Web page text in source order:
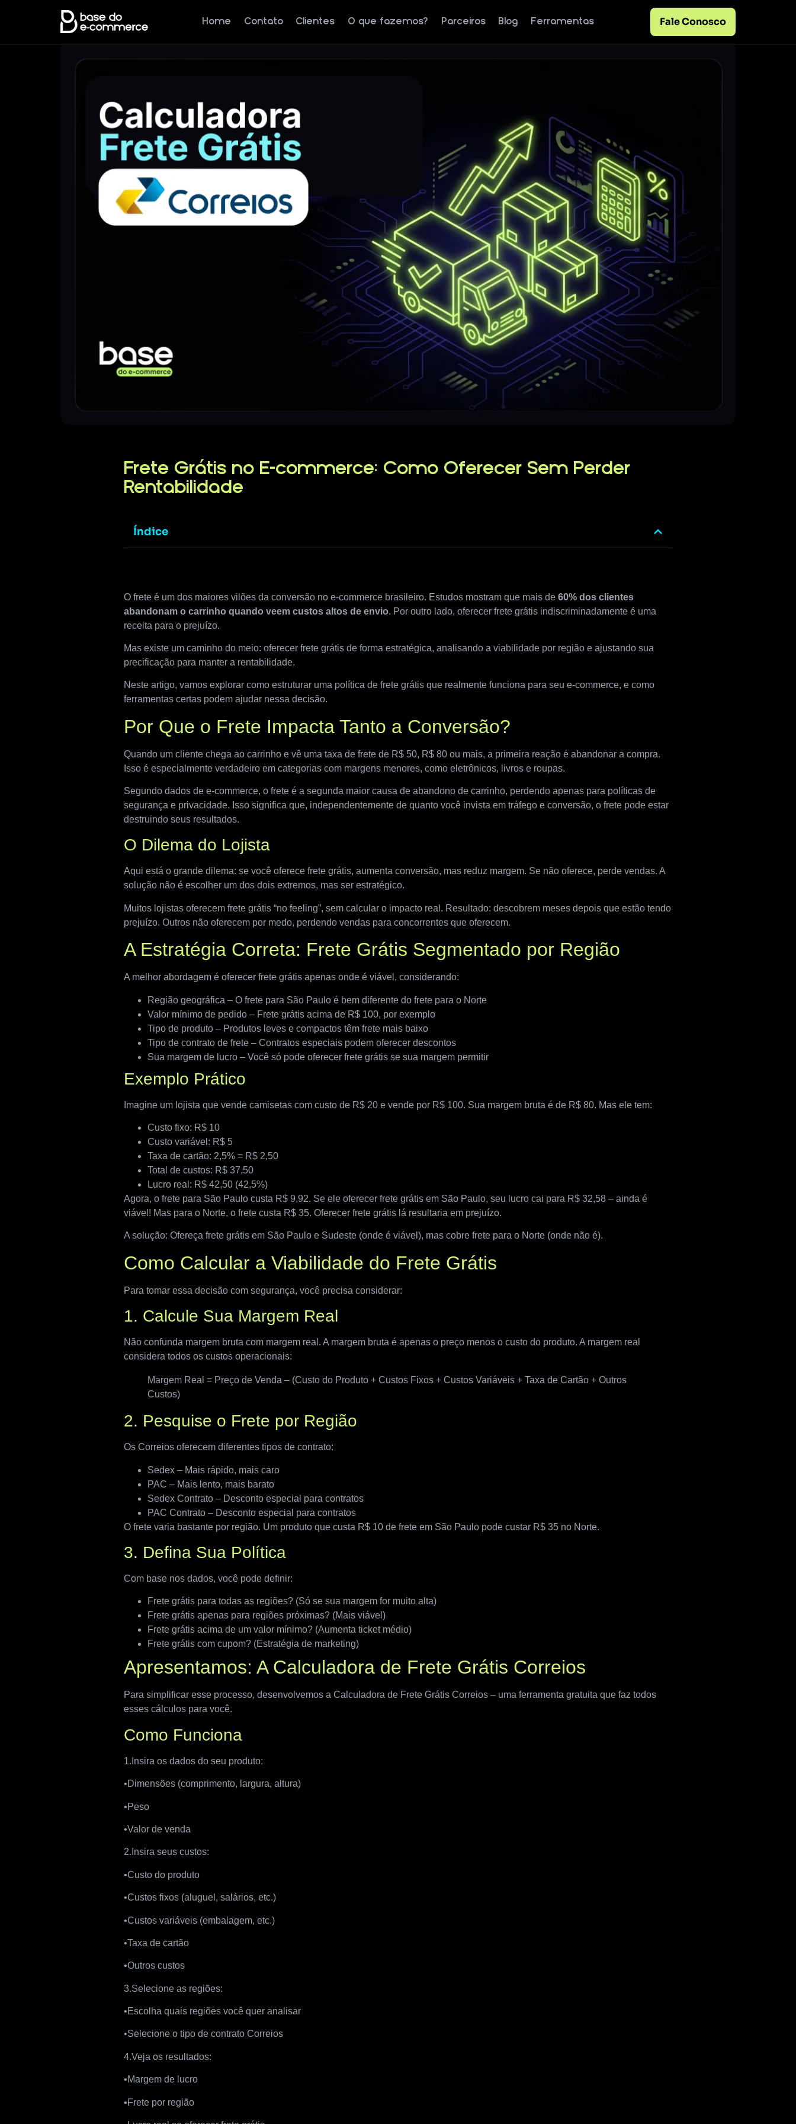
Home Contato Clientes O que fazemos? Parceiros Blog Ferramentas Fale Conosco
Frete Grátis no E-commerce: Como Oferecer Sem Perder
Rentabilidade
Índice
O frete é um dos maiores vilões da conversão no e-commerce brasileiro. Estudos mostram que mais de 60% dos clientes
abandonam o carrinho quando veem custos altos de envio. Por outro lado, oferecer frete grátis indiscriminadamente é uma
receita para o prejuízo.
Mas existe um caminho do meio: oferecer frete grátis de forma estratégica, analisando a viabilidade por região e ajustando sua
precificação para manter a rentabilidade.
Neste artigo, vamos explorar como estruturar uma política de frete grátis que realmente funciona para seu e-commerce, e como
ferramentas certas podem ajudar nessa decisão.
Por Que o Frete Impacta Tanto a Conversão?
Quando um cliente chega ao carrinho e vê uma taxa de frete de R$ 50, R$ 80 ou mais, a primeira reação é abandonar a compra.
Isso é especialmente verdadeiro em categorias com margens menores, como eletrônicos, livros e roupas.
Segundo dados de e-commerce, o frete é a segunda maior causa de abandono de carrinho, perdendo apenas para políticas de
segurança e privacidade. Isso significa que, independentemente de quanto você invista em tráfego e conversão, o frete pode estar
destruindo seus resultados.
O Dilema do Lojista
Aqui está o grande dilema: se você oferece frete grátis, aumenta conversão, mas reduz margem. Se não oferece, perde vendas. A
solução não é escolher um dos dois extremos, mas ser estratégico.
Muitos lojistas oferecem frete grátis “no feeling”, sem calcular o impacto real. Resultado: descobrem meses depois que estão tendo
prejuízo. Outros não oferecem por medo, perdendo vendas para concorrentes que oferecem.
A Estratégia Correta: Frete Grátis Segmentado por Região
A melhor abordagem é oferecer frete grátis apenas onde é viável, considerando:
Região geográfica – O frete para São Paulo é bem diferente do frete para o Norte
Valor mínimo de pedido – Frete grátis acima de R$ 100, por exemplo
Tipo de produto – Produtos leves e compactos têm frete mais baixo
Tipo de contrato de frete – Contratos especiais podem oferecer descontos
Sua margem de lucro – Você só pode oferecer frete grátis se sua margem permitir
Exemplo Prático
Imagine um lojista que vende camisetas com custo de R$ 20 e vende por R$ 100. Sua margem bruta é de R$ 80. Mas ele tem:
Custo fixo: R$ 10
Custo variável: R$ 5
Taxa de cartão: 2,5% = R$ 2,50
Total de custos: R$ 37,50
Lucro real: R$ 42,50 (42,5%)
Agora, o frete para São Paulo custa R$ 9,92. Se ele oferecer frete grátis em São Paulo, seu lucro cai para R$ 32,58 – ainda é
viável! Mas para o Norte, o frete custa R$ 35. Oferecer frete grátis lá resultaria em prejuízo.
A solução: Ofereça frete grátis em São Paulo e Sudeste (onde é viável), mas cobre frete para o Norte (onde não é).
Como Calcular a Viabilidade do Frete Grátis
Para tomar essa decisão com segurança, você precisa considerar:
1. Calcule Sua Margem Real
Não confunda margem bruta com margem real. A margem bruta é apenas o preço menos o custo do produto. A margem real
considera todos os custos operacionais:
Margem Real = Preço de Venda – (Custo do Produto + Custos Fixos + Custos Variáveis + Taxa de Cartão + Outros
Custos)
2. Pesquise o Frete por Região
Os Correios oferecem diferentes tipos de contrato:
Sedex – Mais rápido, mais caro
PAC – Mais lento, mais barato
Sedex Contrato – Desconto especial para contratos
PAC Contrato – Desconto especial para contratos
O frete varia bastante por região. Um produto que custa R$ 10 de frete em São Paulo pode custar R$ 35 no Norte.
3. Defina Sua Política
Com base nos dados, você pode definir:
Frete grátis para todas as regiões? (Só se sua margem for muito alta)
Frete grátis apenas para regiões próximas? (Mais viável)
Frete grátis acima de um valor mínimo? (Aumenta ticket médio)
Frete grátis com cupom? (Estratégia de marketing)
Apresentamos: A Calculadora de Frete Grátis Correios
Para simplificar esse processo, desenvolvemos a Calculadora de Frete Grátis Correios – uma ferramenta gratuita que faz todos
esses cálculos para você.
Como Funciona
1.Insira os dados do seu produto:
•Dimensões (comprimento, largura, altura)
•Peso
•Valor de venda
2.Insira seus custos:
•Custo do produto
•Custos fixos (aluguel, salários, etc.)
•Custos variáveis (embalagem, etc.)
•Taxa de cartão
•Outros custos
3.Selecione as regiões:
•Escolha quais regiões você quer analisar
•Selecione o tipo de contrato Correios
4.Veja os resultados:
•Margem de lucro
•Frete por região